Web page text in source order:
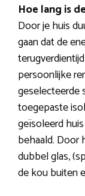
Hoe lang is
Door je huis
gaan dat de
persoonlijke
geselecteerde
toegepaste
geïsoleerd
behaald. Door
dubbel glas,
de kou buiten